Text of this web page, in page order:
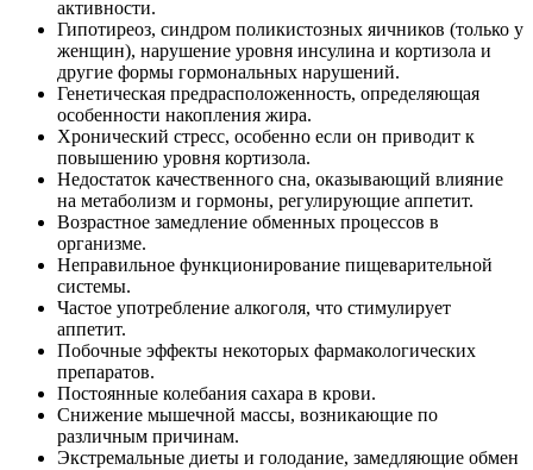
активности.
Гипотиреоз, синдром поликистозных яичников (только у
женщин), нарушение уровня инсулина и кортизола и
другие формы гормональных нарушений.
Генетическая предрасположенность, определяющая
особенности накопления жира.
Хронический стресс, особенно если он приводит к
повышению уровня кортизола.
Недостаток качественного сна, оказывающий влияние
на метаболизм и гормоны, регулирующие аппетит.
Возрастное замедление обменных процессов в
организме.
Неправильное функционирование пищеварительной
системы.
Частое употребление алкоголя, что стимулирует
аппетит.
Побочные эффекты некоторых фармакологических
препаратов.
Постоянные колебания сахара в крови.
Снижение мышечной массы, возникающие по
различным причинам.
Экстремальные диеты и голодание, замедляющие обмен